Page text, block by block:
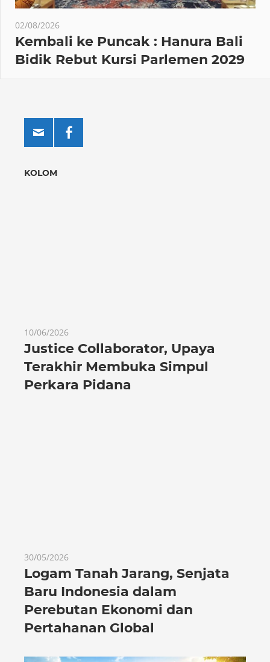
02/08/2026
Kembali ke Puncak : Hanura Bali
Bidik Rebut Kursi Parlemen 2029
KOLOM
10/06/2026
Justice Collaborator, Upaya
Terakhir Membuka Simpul
Perkara Pidana
30/05/2026
Logam Tanah Jarang, Senjata
Baru Indonesia dalam
Perebutan Ekonomi dan
Pertahanan Global